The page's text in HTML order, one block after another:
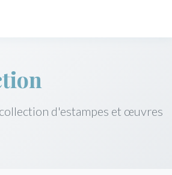
d'estampes et œuvres